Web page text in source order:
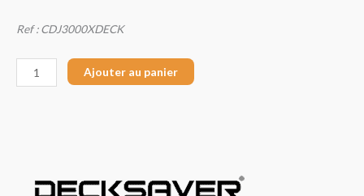
Ref : CDJ3000XDECK
Ajouter au panier